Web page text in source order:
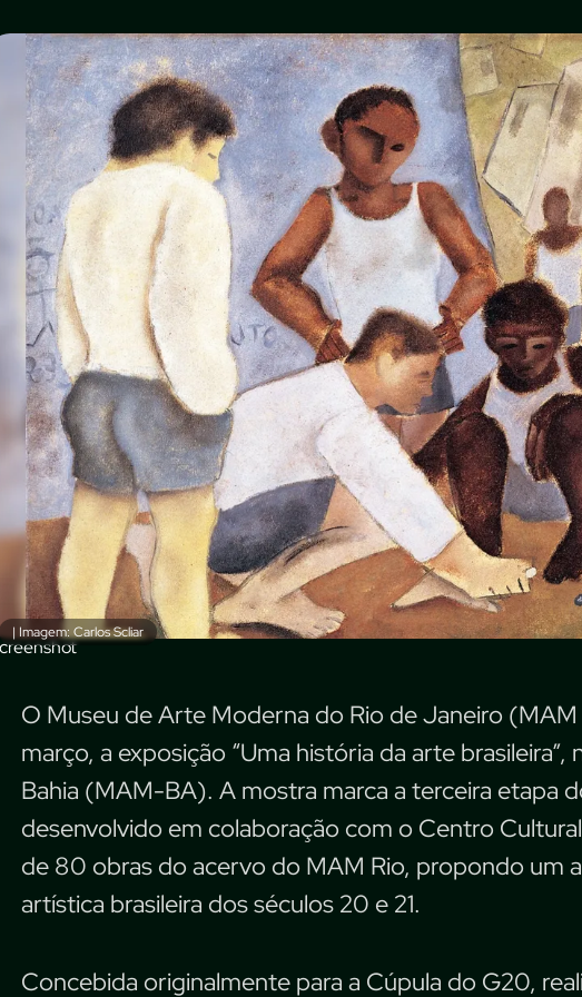
| Imagem: Carlos Scliar
O Museu de Arte Moderna do Rio de Janeiro (MAM
março, a exposição “Uma história da arte
Bahia (MAM-BA). A mostra marca a terceira etapa
desenvolvido em colaboração com o Centro
de 80 obras do acervo do MAM Rio, propondo um
artística brasileira dos séculos 20 e 21.
Concebida originalmente para a Cúpula do G20,